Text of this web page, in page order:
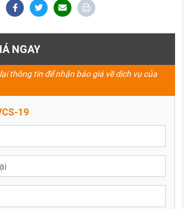
NGAY
thông tin để nhận báo giá về dịch vụ của
19